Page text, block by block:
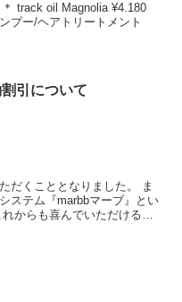
track oil Magnolia ¥4.180
プー/ヘアトリートメント
引について
だくこととなりました。 ま
ステム『marbbマーブ』とい
からも喜んでいただけるサ